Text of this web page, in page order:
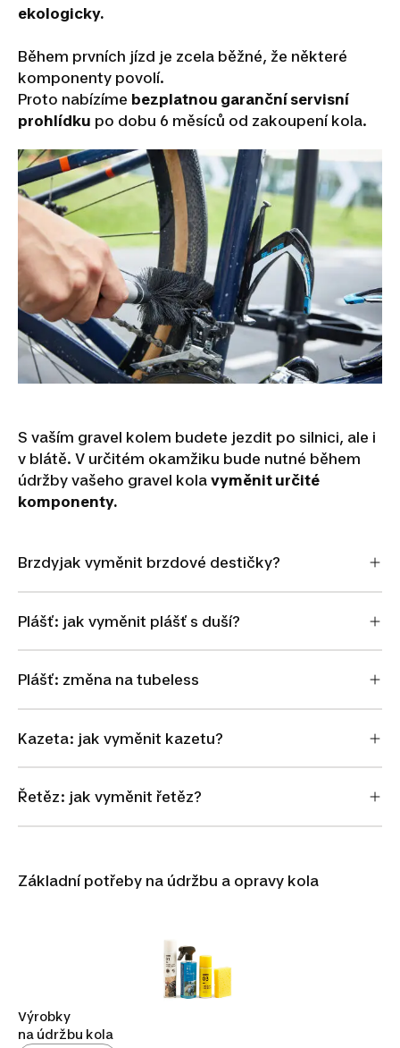
ekologicky.
Během prvních jízd je zcela běžné, že některé
komponenty povolí.
Proto nabízíme bezplatnou garanční servisní
prohlídku po dobu 6 měsíců od zakoupení kola.
S vaším gravel kolem budete jezdit po silnici, ale i
v blátě. V určitém okamžiku bude nutné během
údržby vašeho gravel kola vyměnit určité
komponenty.
Brzdyjak vyměnit brzdové destičky?
Plášť: jak vyměnit plášť s duší?
Plášť: změna na tubeless
Kazeta: jak vyměnit kazetu?
Řetěz: jak vyměnit řetěz?
Základní potřeby na údržbu a opravy kola
Výrobky
na údržbu kola